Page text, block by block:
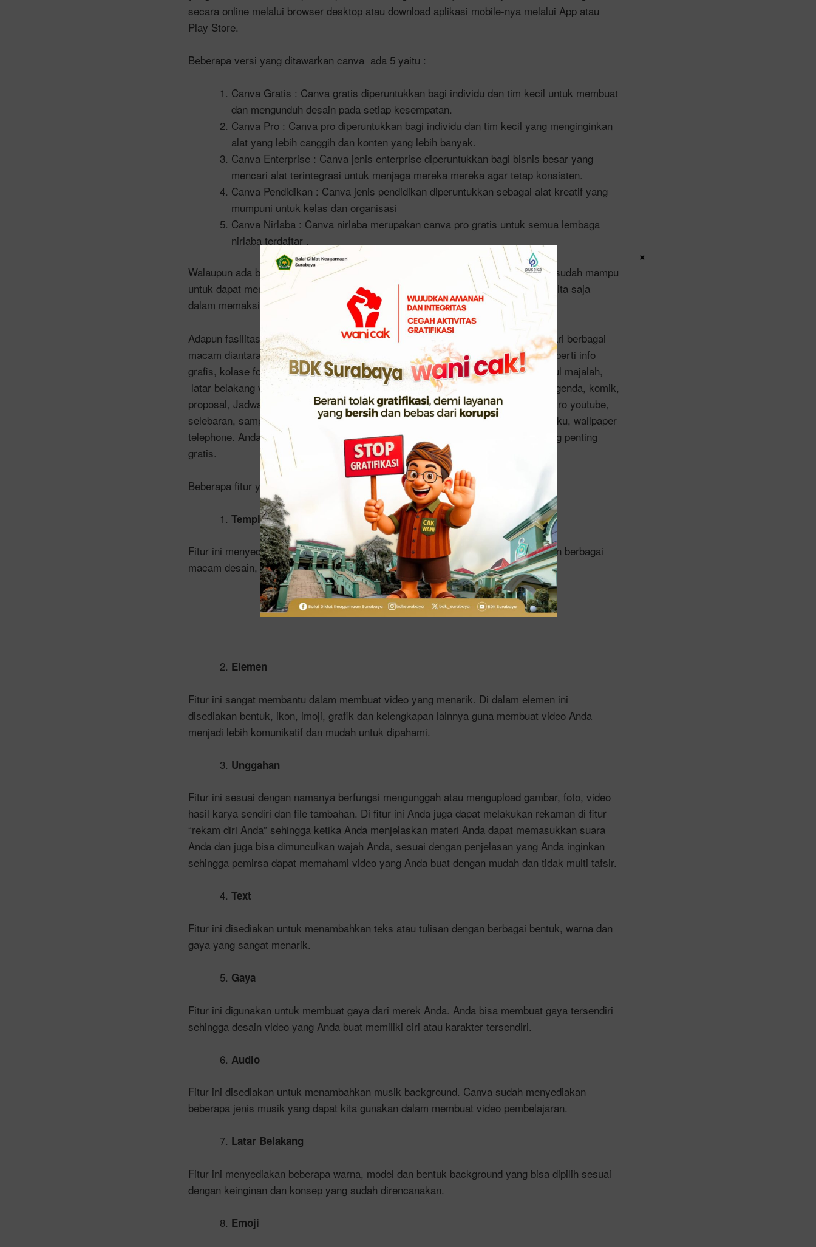
secara online melalui browser desktop atau download aplikasi mobile-nya melalui App atau
Play Store.
Beberapa versi yang ditawarkan canva ada 5 yaitu :
Canva Gratis : Canva gratis diperuntukkan bagi individu dan tim kecil untuk membuat
dan mengunduh desain pada setiap kesempatan.
Canva Pro : Canva pro diperuntukkan bagi individu dan tim kecil yang menginginkan
alat yang lebih canggih dan konten yang lebih banyak.
Canva Enterprise : Canva jenis enterprise diperuntukkan bagi bisnis besar yang
mencari alat terintegrasi untuk menjaga mereka mereka agar tetap konsisten.
Canva Pendidikan : Canva jenis pendidikan diperuntukkan sebagai alat kreatif yang
mumpuni untuk kelas dan organisasi
Canva Nirlaba : Canva nirlaba merupakan canva pro gratis untuk semua lembaga
nirlaba terdaftar .
Walaupun ada banyak versi cukup dengan menggunakan versi canva gratis saja sudah mampu
untuk dapat menghasilkan desain yang bagus, tergantung bagaimana kreatifitas kita saja
dalam memaksimalkan fasilitas yang ada.
Adapun fasilitas yang disediakan canva dalam membuat berbagai media terdiri dari berbagai
macam diantaranya presentasi, video, papan tulis, media sosial, produk cetak seperti info
grafis, kolase foto, wallpaper desktop, diagram, sampul buku, peta pikiran, sampul majalah,
latar belakang virtual zoom, situs web, kalender, poster, lembar kerja, laporan, agenda, komik,
proposal, Jadwal kelas, konsep CD artistik, peraga konsep virtual, Tak, faktur, intro youtube,
selebaran, sampul e book, Rencana pelajaran, program, grafis blog, pembatas buku, wallpaper
telephone. Anda bisa berkreasi dan memanfaatkan semua fasilitas yang ada, yang penting
gratis.
Beberapa fitur yang disediakan oleh canva yaitu :
Templete
Fitur ini menyediakan berbagai macam templete yang dapat Anda gunakan dengan berbagai
macam desain, warna, ukuran, latar belakang dan font yang menarik.
Elemen
Fitur ini sangat membantu dalam membuat video yang menarik. Di dalam elemen ini
disediakan bentuk, ikon, imoji, grafik dan kelengkapan lainnya guna membuat video Anda
menjadi lebih komunikatif dan mudah untuk dipahami.
Unggahan
Fitur ini sesuai dengan namanya berfungsi mengunggah atau mengupload gambar, foto, video
hasil karya sendiri dan file tambahan. Di fitur ini Anda juga dapat melakukan rekaman di fitur
“rekam diri Anda” sehingga ketika Anda menjelaskan materi Anda dapat memasukkan suara
Anda dan juga bisa dimunculkan wajah Anda, sesuai dengan penjelasan yang Anda inginkan
sehingga pemirsa dapat memahami video yang Anda buat dengan mudah dan tidak multi tafsir.
Text
Fitur ini disediakan untuk menambahkan teks atau tulisan dengan berbagai bentuk, warna dan
gaya yang sangat menarik.
Gaya
Fitur ini digunakan untuk membuat gaya dari merek Anda. Anda bisa membuat gaya tersendiri
sehingga desain video yang Anda buat memiliki ciri atau karakter tersendiri.
Audio
Fitur ini disediakan untuk menambahkan musik background. Canva sudah menyediakan
beberapa jenis musik yang dapat kita gunakan dalam membuat video pembelajaran.
Latar Belakang
Fitur ini menyediakan beberapa warna, model dan bentuk background yang bisa dipilih sesuai
dengan keinginan dan konsep yang sudah direncanakan.
Emoji
×